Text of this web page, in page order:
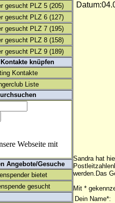
gesucht PLZ 5 (205)
gesucht PLZ 6 (127)
gesucht PLZ 7 (195)
gesucht PLZ 8 (158)
gesucht PLZ 9 (189)
knüpfen
Kontakte
Liste
Webseite mit
Angebote/Gesuche
bietet
gesucht
Sandra hat
werden.Das
Mit *
Dein Name*: